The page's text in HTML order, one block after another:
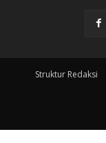
Struktur Redaksi